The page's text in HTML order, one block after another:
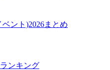
ント)2026まとめ
ンキング